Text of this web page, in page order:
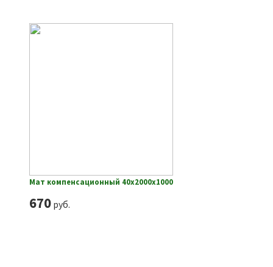
Мат компенсационный 40х2000х1000
670руб.